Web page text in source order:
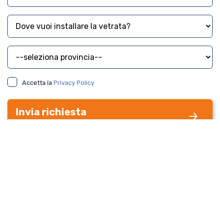
Dove vuoi installare la vetrata?
Provincia
Accetta la Privacy Policy
Invia richiesta